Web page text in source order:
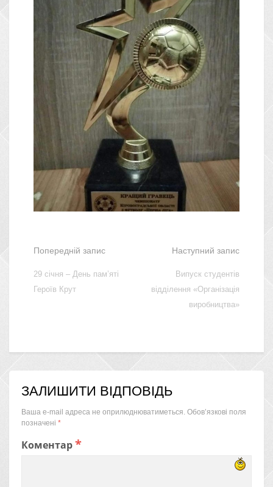
Попередній запис
29 січня – День пам’яті
Героїв Крут
Наступний запис
Випуск студентів
відділення «Організація
виробництва»
ЗАЛИШИТИ ВІДПОВІДЬ
Ваша e-mail адреса не оприлюднюватиметься. Обов’язкові поля
позначені *
Коментар*